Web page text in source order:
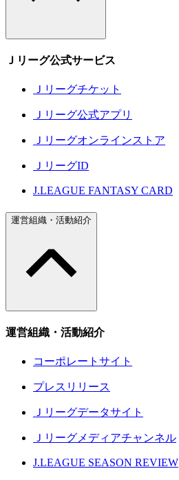
Ｊリーグ公式サービス
Ｊリーグチケット
Ｊリーグ公式アプリ
Ｊリーグオンラインストア
ＪリーグID
J.LEAGUE FANTASY CARD
運営組織・活動紹介
運営組織・活動紹介
コーポレートサイト
プレスリリース
Ｊリーグデータサイト
Ｊリーグメディアチャンネル
J.LEAGUE SEASON REVIEW